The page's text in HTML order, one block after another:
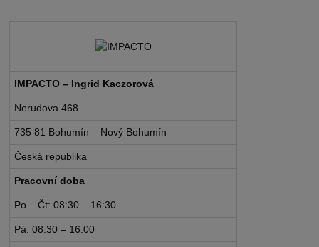
IMPACTO – Ingrid Kaczorová
Nerudova 468
735 81 Bohumín – Nový Bohumín
Česká republika
Pracovní doba
Po – Čt: 08:30 – 16:30
Pá: 08:30 – 16:00